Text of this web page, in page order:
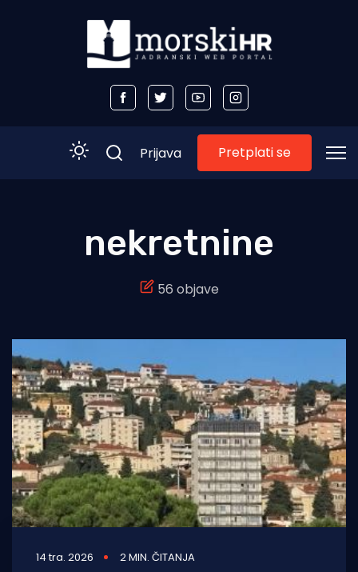
Morski plus
Otoci
Turizam i nautika
Pomorstvo
Ribolov
Ekologija
Tradicija i kultura
Prijava Pretplati se
nekretnine
56 objave
14 tra. 2026 2 MIN. ČITANJA